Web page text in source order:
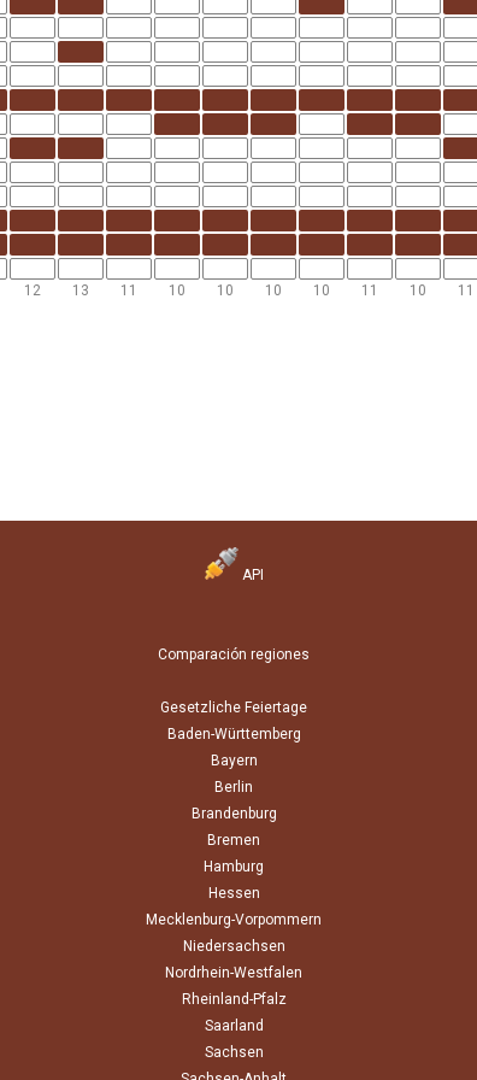
12 13 11 10 10 10 10 11 10 11
API
Comparación regiones
Gesetzliche Feiertage
Baden-Württemberg
Bayern
Berlin
Brandenburg
Bremen
Hamburg
Hessen
Mecklenburg-Vorpommern
Niedersachsen
Nordrhein-Westfalen
Rheinland-Pfalz
Saarland
Sachsen